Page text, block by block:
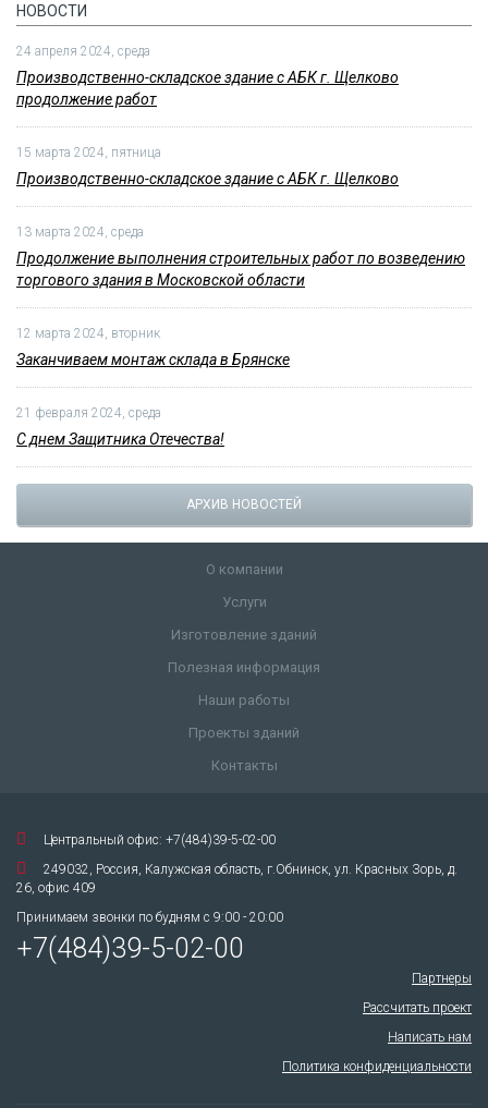
НОВОСТИ
24 апреля 2024, среда
Производственно-складское здание с АБК г. Щелково
продолжение работ
15 марта 2024, пятница
Производственно-складское здание с АБК г. Щелково
13 марта 2024, среда
Продолжение выполнения строительных работ по возведению
торгового здания в Московской области
12 марта 2024, вторник
Заканчиваем монтаж склада в Брянске
21 февраля 2024, среда
С днем Защитника Отечества!
АРХИВ НОВОСТЕЙ
О компании
Услуги
Изготовление зданий
Полезная информация
Наши работы
Проекты зданий
Контакты
Центральный офис: +7(484)39-5-02-00
249032, Россия, Калужская область, г.Обнинск, ул. Красных Зорь, д.
26, офис 409
Принимаем звонки по будням с 9:00 - 20:00
+7(484)39-5-02-00
Партнеры
Рассчитать проект
Написать нам
Политика конфиденциальности